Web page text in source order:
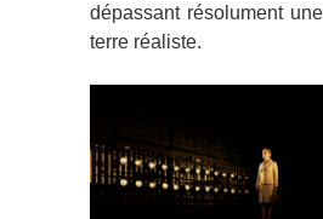
dépassant résolument
terre réaliste.